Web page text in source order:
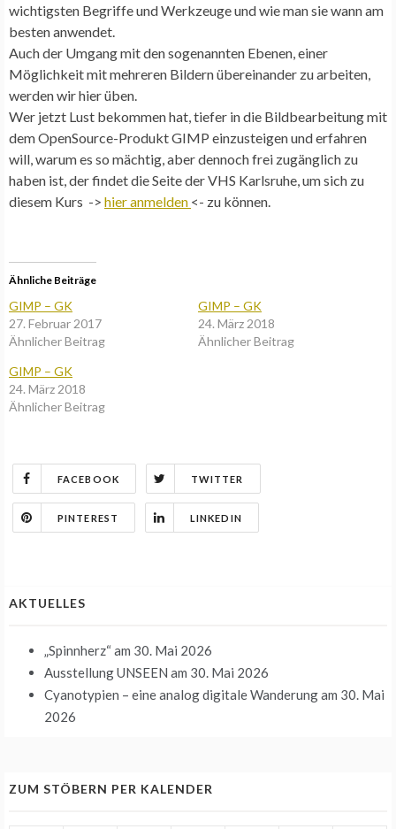
wichtigsten Begriffe und Werkzeuge und wie man sie wann am
besten anwendet.
Auch der Umgang mit den sogenannten Ebenen, einer
Möglichkeit mit mehreren Bildern übereinander zu arbeiten,
werden wir hier üben.
Wer jetzt Lust bekommen hat, tiefer in die Bildbearbeitung mit
dem OpenSource-Produkt GIMP einzusteigen und erfahren
will, warum es so mächtig, aber dennoch frei zugänglich zu
haben ist, der findet die Seite der VHS Karlsruhe, um sich zu
diesem Kurs -> hier anmelden <- zu können.
Ähnliche Beiträge
GIMP – GK
27. Februar 2017
Ähnlicher Beitrag
GIMP – GK
24. März 2018
Ähnlicher Beitrag
GIMP – GK
24. März 2018
Ähnlicher Beitrag
FACEBOOK TWITTER
PINTEREST LINKEDIN
AKTUELLES
„Spinnherz“ am 30. Mai 2026
Ausstellung UNSEEN am 30. Mai 2026
Cyanotypien – eine analog digitale Wanderungam 30. Mai
2026
ZUM STÖBERN PER KALENDER